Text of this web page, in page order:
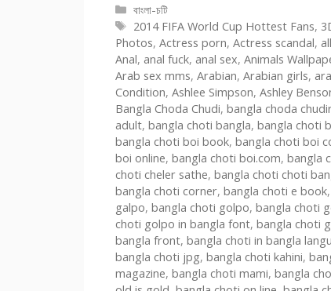
Categories
বাংলা-চটি
Tags
2014 FIFA World Cup Hottest Fans,
Photos, Actress porn, Actress scandal,
Anal, anal fuck, anal sex, Animals
Arab sex mms, Arabian, Arabian girls,
Condition, Ashlee Simpson, Ashley
Bangla Choda Chudi, bangla choda
adult, bangla choti bangla, bangla choti
bangla choti boi book, bangla choti boi
boi online, bangla choti boi.com, bangla
choti cheler sathe, bangla choti choti
bangla choti corner, bangla choti e book,
galpo, bangla choti golpo, bangla choti
choti golpo in bangla font, bangla choti
bangla front, bangla choti in bangla
bangla choti jpg, bangla choti kahini,
magazine, bangla choti mami, bangla